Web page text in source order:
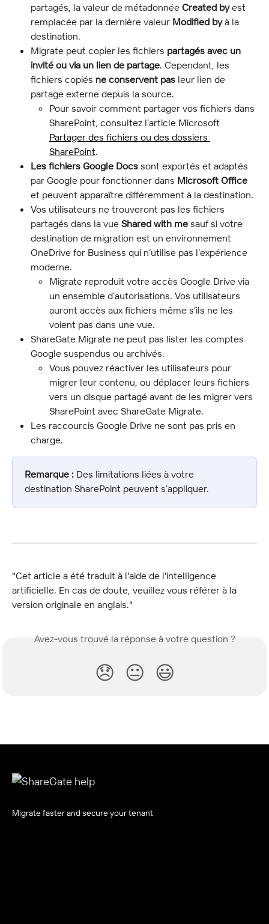
partagés, la valeur de métadonnée Created by est
remplacée par la dernière valeur Modified by à la
destination.
Migrate peut copier les fichiers partagés avec un
invité ou via un lien de partage. Cependant, les
fichiers copiés ne conservent pas leur lien de
partage externe depuis la source.
Pour savoir comment partager vos fichiers dans
SharePoint, consultez l’article Microsoft
Partager des fichiers ou des dossiers
SharePoint.
Les fichiers Google Docs sont exportés et adaptés
par Google pour fonctionner dans Microsoft Office
et peuvent apparaître différemment à la destination.
Vos utilisateurs ne trouveront pas les fichiers
partagés dans la vue Shared with me sauf si votre
destination de migration est un environnement
OneDrive for Business qui n’utilise pas l’expérience
moderne.
Migrate reproduit votre accès Google Drive via
un ensemble d’autorisations. Vos utilisateurs
auront accès aux fichiers même s’ils ne les
voient pas dans une vue.
ShareGate Migrate ne peut pas lister les comptes
Google suspendus ou archivés.
Vous pouvez réactiver les utilisateurs pour
migrer leur contenu, ou déplacer leurs fichiers
vers un disque partagé avant de les migrer vers
SharePoint avec ShareGate Migrate.
Les raccourcis Google Drive ne sont pas pris en
charge.
Remarque : Des limitations liées à votre
destination SharePoint peuvent s’appliquer.
"Cet article a été traduit à l'aide de l'intelligence
artificielle. En cas de doute, veuillez vous référer à la
version originale en anglais."
Avez-vous trouvé la réponse à votre question ?
😞 😐 😃
Migrate faster and secure your tenant